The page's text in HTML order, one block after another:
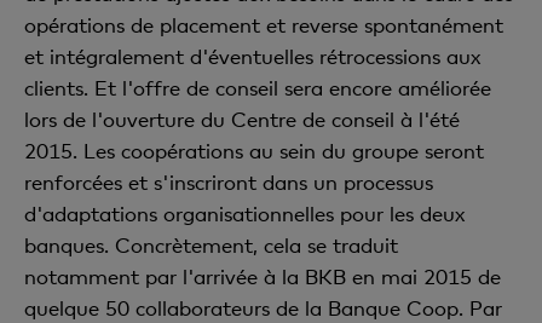
opérations de placement et reverse spontanément
et intégralement d'éventuelles rétrocessions aux
clients. Et l'offre de conseil sera encore améliorée
lors de l'ouverture du Centre de conseil à l'été
2015. Les coopérations au sein du groupe seront
renforcées et s'inscriront dans un processus
d'adaptations organisationnelles pour les deux
banques. Concrètement, cela se traduit
notamment par l'arrivée à la BKB en mai 2015 de
quelque 50 collaborateurs de la Banque Coop. Par